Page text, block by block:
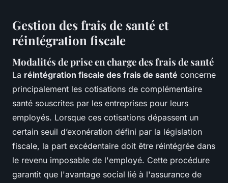
Gestion des frais de santé et
réintégration fiscale
Modalités de prise en charge des frais de santé
La réintégration fiscale des frais de santé concerne
principalement les cotisations de complémentaire
santé souscrites par les entreprises pour leurs
employés. Lorsque ces cotisations dépassent un
certain seuil d’exonération défini par la législation
fiscale, la part excédentaire doit être réintégrée dans
le revenu imposable de l'employé. Cette procédure
garantit que l'avantage social lié à l'assurance de